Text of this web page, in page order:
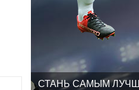
СТАНЬ САМЫМ